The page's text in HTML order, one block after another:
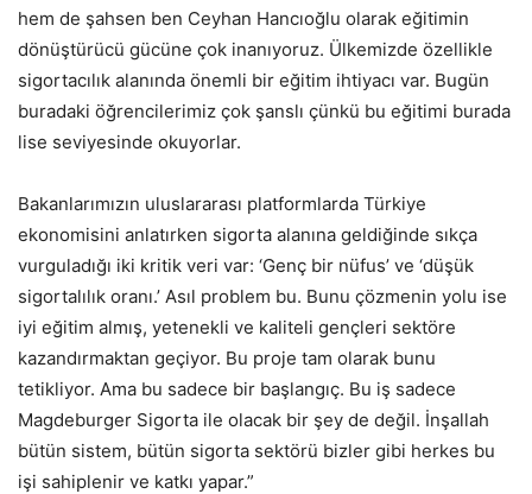
hem de şahsen ben Ceyhan Hancıoğlu olarak eğitimin
dönüştürücü gücüne çok inanıyoruz. Ülkemizde özellikle
sigortacılık alanında önemli bir eğitim ihtiyacı var. Bugün
buradaki öğrencilerimiz çok şanslı çünkü bu eğitimi burada
lise seviyesinde okuyorlar.
Bakanlarımızın uluslararası platformlarda Türkiye
ekonomisini anlatırken sigorta alanına geldiğinde sıkça
vurguladığı iki kritik veri var: ‘Genç bir nüfus’ ve ‘düşük
sigortalılık oranı.’ Asıl problem bu. Bunu çözmenin yolu ise
iyi eğitim almış, yetenekli ve kaliteli gençleri sektöre
kazandırmaktan geçiyor. Bu proje tam olarak bunu
tetikliyor. Ama bu sadece bir başlangıç. Bu iş sadece
Magdeburger Sigorta ile olacak bir şey de değil. İnşallah
bütün sistem, bütün sigorta sektörü bizler gibi herkes bu
işi sahiplenir ve katkı yapar.”